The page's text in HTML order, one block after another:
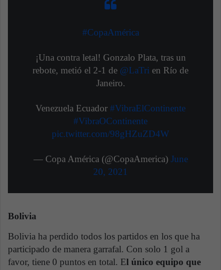
#CopaAmérica
¡Una contra letal! Gonzalo Plata, tras un
rebote, metió el 2-1 de @LaTri en Río de
Janeiro.
Venezuela Ecuador #VibraElContinente
#VibraOContinente
pic.twitter.com/98gHZuZD4W
— Copa América (@CopaAmerica) June
20, 2021
Bolivia
Bolivia ha perdido todos los partidos en los que ha
participado de manera garrafal. Con solo 1 gol a
favor, tiene 0 puntos en total. El único equipo que